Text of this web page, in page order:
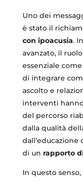
Uno dei
è stato il
con ipoacusia.
avanzato, il
essenziale
di integrare
ascolto e
interventi
del percorso
dalla qualità
di un rapporto
In questo senso,